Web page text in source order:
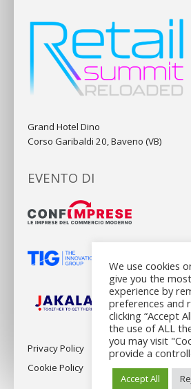
Grand Hotel Dino
Corso Garibaldi 20, Baveno (VB)
EVENTO DI
Privacy Policy
Cookie Policy
We use cookies
give you the
experience by
preferences and
clicking “Accept
the use of ALL
you may visit
provide a
Accept All